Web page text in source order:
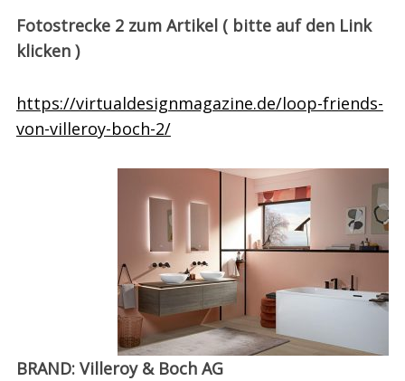
Fotostrecke 2 zum Artikel ( bitte auf den Link
klicken )
https://virtualdesignmagazine.de/loop-friends-
von-villeroy-boch-2/
BRAND: Villeroy & Boch AG